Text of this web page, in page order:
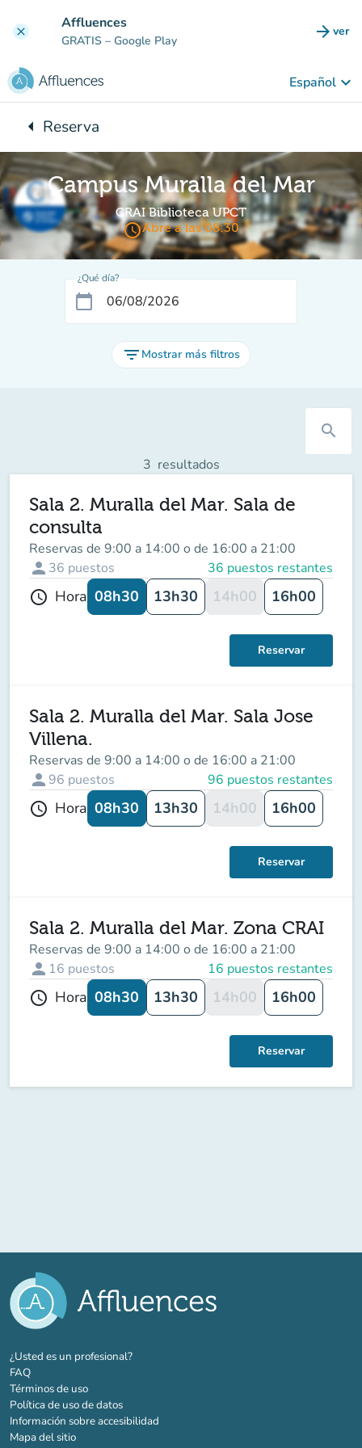
clear Affluences
GRATIS – Google Play arrow_forward ver
Español keyboard_arrow_down
arrow_leftVuelta:
Reserva
Campus Muralla del Mar
CRAI Biblioteca UPCT
access_timeAbre a las 08:30
¿Qué día?
calendar_today
filter_list Mostrar más filtros
search
3 resultados
Sala 2. Muralla del Mar. Sala de
consulta
Reservas de 9:00 a 14:00 o de 16:00 a 21:00
person 36 puestos 36 puestos restantes
schedule Hora 08h30 13h30 14h00 16h00
Reservar
Sala 2. Muralla del Mar. Sala Jose
Villena.
Reservas de 9:00 a 14:00 o de 16:00 a 21:00
person 96 puestos 96 puestos restantes
schedule Hora 08h30 13h30 14h00 16h00
Reservar
Sala 2. Muralla del Mar. Zona CRAI
Reservas de 9:00 a 14:00 o de 16:00 a 21:00
person 16 puestos 16 puestos restantes
schedule Hora 08h30 13h30 14h00 16h00
Reservar
¿Usted es un profesional?(nueva pestaña)
FAQ
Términos de uso
Política de uso de datos
Información sobre accesibilidad
Mapa del sitio